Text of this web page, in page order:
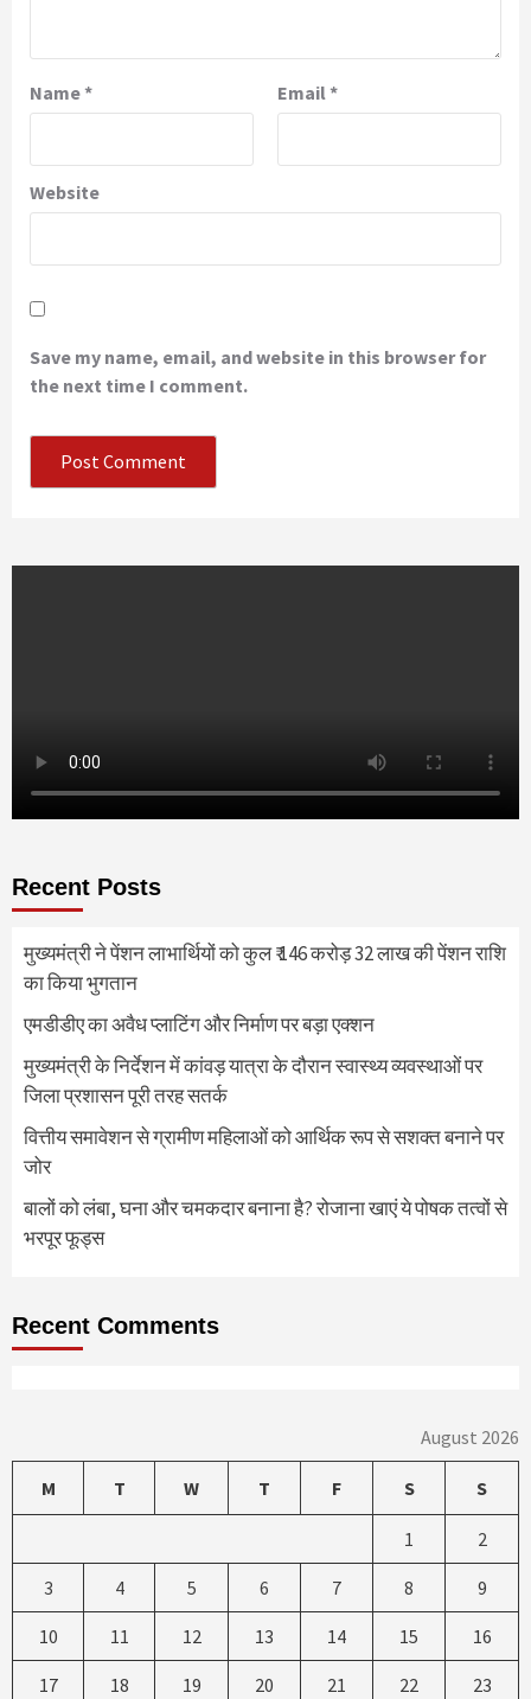
Name* Email *
Website
Save my name, email, and website in this browser for
the next time I comment.
Recent Posts
मुख्यमंत्री ने पेंशन लाभार्थियों को कुल ₹ 146 करोड़ 32 लाख की पेंशन राशि
का किया भुगतान
एमडीडीए का अवैध प्लाटिंग और निर्माण पर बड़ा एक्शन
मुख्यमंत्री के निर्देशन में कांवड़ यात्रा के दौरान स्वास्थ्य व्यवस्थाओं पर
जिला प्रशासन पूरी तरह सतर्क
वित्तीय समावेशन से ग्रामीण महिलाओं को आर्थिक रूप से सशक्त बनाने पर
जोर
बालों को लंबा, घना और चमकदार बनाना है? रोजाना खाएं ये पोषक तत्वों से
भरपूर फूड्स
Recent Comments
August 2026
M T W T F S S
1 2
3 4 5 6 7 8 9
10 11 12 13 14 15 16
17 18 19 20 21 22 23